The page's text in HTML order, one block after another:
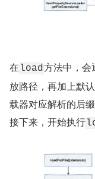
在 load方法中，会
放路径，再加上默
载器对应解析的后
接下来，开始执行